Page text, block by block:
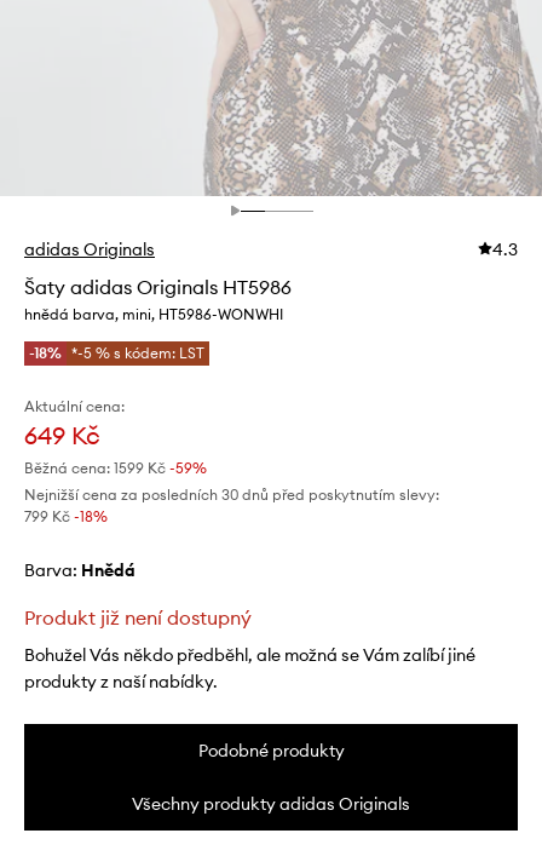
adidas Originals 4.3
Šaty adidas Originals HT5986
hnědá barva, mini, HT5986-WONWHI
-18% *-5 % s kódem: LST
Aktuální cena:
649 Kč
Běžná cena: 1599 Kč -59%
Nejnižší cena za posledních 30 dnů před poskytnutím slevy:
799 Kč -18%
Barva: hnědá
Produkt již není dostupný
Bohužel Vás někdo předběhl, ale možná se Vám zalíbí jiné
produkty z naší nabídky.
Podobné produkty
Všechny produkty adidas Originals